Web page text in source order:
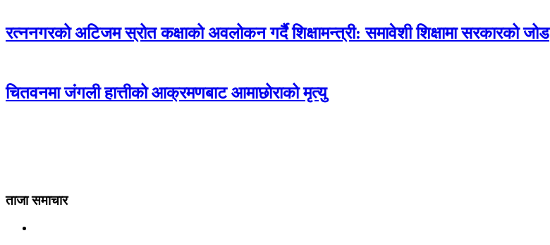
रत्ननगरको अटिजम स्रोत कक्षाको अवलोकन गर्दै शिक्षामन्त्री: समावेशी शिक्षामा सरकारको जोड
चितवनमा जंगली हात्तीको आक्रमणबाट आमाछोराको मृत्यु
ताजा समाचार